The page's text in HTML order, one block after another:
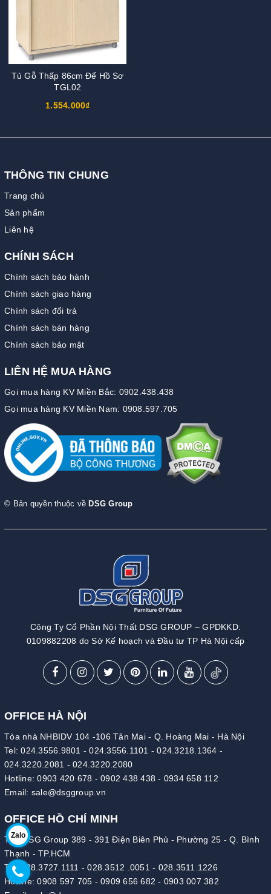
Tủ Gỗ Thấp 86cm Để Hồ Sơ
TGL02
1.554.000₫
Zalo
THÔNG TIN CHUNG
Trang chủ
Sản phẩm
Liên hệ
CHÍNH SÁCH
Chính sách bảo hành
Chính sách giao hàng
Chính sách đổi trả
Chính sách bán hàng
Chính sách bảo mật
LIÊN HỆ MUA HÀNG
Gọi mua hàng KV Miền Bắc: 0902.438.438
Gọi mua hàng KV Miền Nam: 0908.597.705
© Bản quyền thuộc về DSG Group
Công Ty Cổ Phần Nội Thất DSG GROUP – GPDKKD:
0109882208 do Sở Kế hoạch và Đầu tư TP Hà Nội cấp
OFFICE HÀ NỘI
Tòa nhà NHBIDV 104 -106 Tân Mai - Q. Hoàng Mai - Hà Nội
Tel:024.3556.9801 -024.3556.1101 -024.3218.1364 -
024.3220.2081 - 024.3220.2080
Hotline:0903 420 678 - 0902 438 438 - 0934 658 112
Email: sale@dsggroup.vn
OFFICE HỒ CHÍ MINH
Tòa DSG Group 389 - 391 Điện Biên Phủ - Phường 25 - Q. Bình
Thạnh - TP.HCM
Tel:
028.3727.1111 -028.3512 .0051 - 028.3511.1226
Hotline:0908 597 705 - 0909 656 682 - 0903 007 382